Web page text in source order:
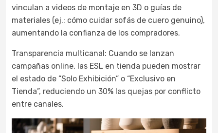
vinculan a videos de montaje en 3D o guías de
materiales (ej.: cómo cuidar sofás de cuero genuino),
aumentando la confianza de los compradores.
Transparencia multicanal: Cuando se lanzan
campañas online, las ESL en tienda pueden mostrar
el estado de “Solo Exhibición” o “Exclusivo en
Tienda”, reduciendo un 30% las quejas por conflicto
entre canales.